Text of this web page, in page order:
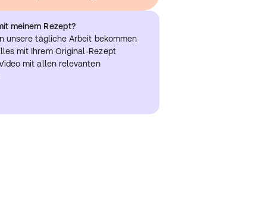
meinem Rezept?
unsere tägliche Arbeit bekommen
mit Ihrem Original-Rezept
mit allen relevanten